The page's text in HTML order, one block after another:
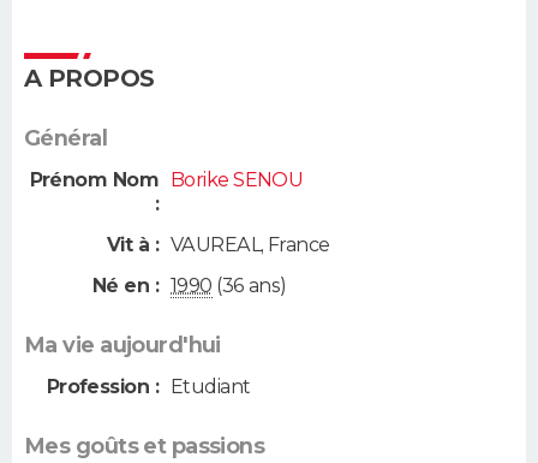
A PROPOS
Général
Prénom Nom
:
Borike SENOU
Vit à : VAUREAL, France
Né en : 1990 (36 ans)
Ma vie aujourd'hui
Profession : Etudiant
Mes goûts et passions